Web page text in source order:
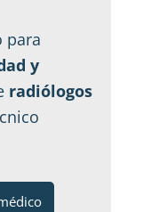
para
y
radiólogos